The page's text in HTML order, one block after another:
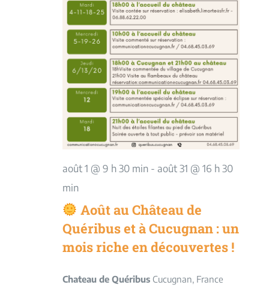
août 1 @ 9 h 30 min- août 31 @ 16 h 30
min
Août au Château de
Quéribus et à Cucugnan : un
mois riche en découvertes !
Chateau de Quéribus Cucugnan, France